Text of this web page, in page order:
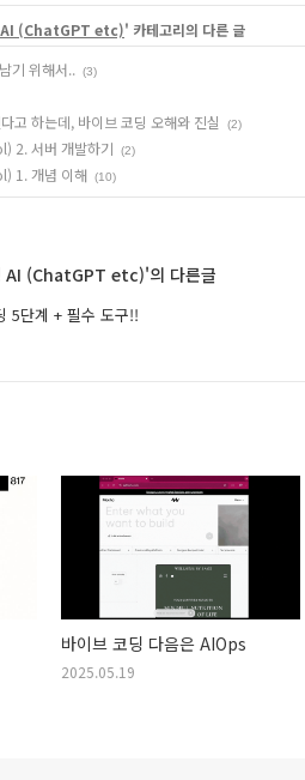
AI (ChatGPT etc)' 카테고리의 다른 글
기 위해서..
(3)
고 하는데, 바이브 코딩 오해와 진실 (2)
2. 서버 개발하기 (2)
1. 개념 이해 (10)
AI (ChatGPT etc)'의 다른글
5단계 + 필수 도구!!
바이브 코딩 다음은 AIOps
2025.05.19